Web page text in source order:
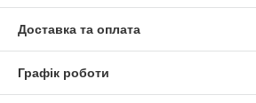
Доставка та оплата
Графік роботи